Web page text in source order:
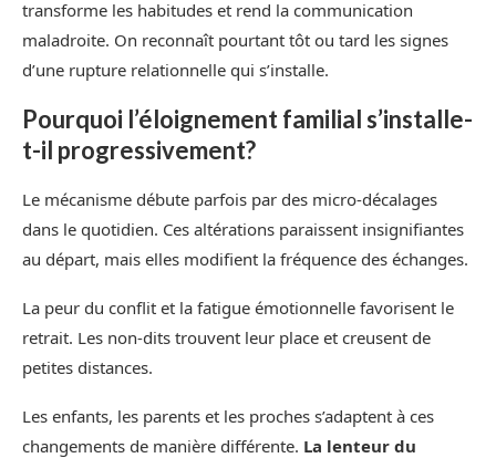
transforme les habitudes et rend la communication
maladroite. On reconnaît pourtant tôt ou tard les signes
d’une rupture relationnelle qui s’installe.
Pourquoi l’éloignement familial s’installe-
t-il progressivement?
Le mécanisme débute parfois par des micro-décalages
dans le quotidien. Ces altérations paraissent insignifiantes
au départ, mais elles modifient la fréquence des échanges.
La peur du conflit et la fatigue émotionnelle favorisent le
retrait. Les non-dits trouvent leur place et creusent de
petites distances.
Les enfants, les parents et les proches s’adaptent à ces
changements de manière différente. La lenteur du